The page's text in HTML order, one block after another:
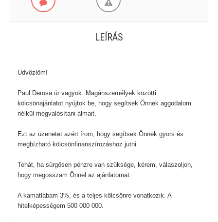
LEÍRÁS
Üdvözlöm!
Paul Derosa úr vagyok. Magánszemélyek közötti
kölcsönajánlatot nyújtok be, hogy segítsek Önnek aggodalom
nélkül megvalósítani álmait.
Ezt az üzenetet azért írom, hogy segítsek Önnek gyors és
megbízható kölcsönfinanszírozáshoz jutni.
Tehát, ha sürgősen pénzre van szüksége, kérem, válaszoljon,
hogy megosszam Önnel az ajánlatomat.
A kamatlábam 3%, és a teljes kölcsönre vonatkozik. A
hitelképességem 500 000 000.